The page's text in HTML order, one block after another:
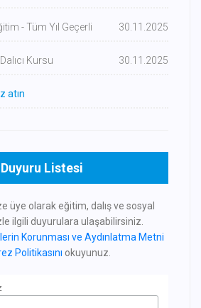
- Tüm Yıl Geçerli 30.11.2025
Kursu 30.11.2025
atın
Duyuru Listesi
üye olarak eğitim, dalış ve sosyal
ilgili duyurulara ulaşabilirsiniz.
Korunması ve Aydınlatma Metni
Politikasını okuyunuz.